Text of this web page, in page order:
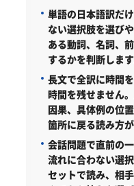
単語の日本語訳だ
ない選択肢を選び
ある動詞、名詞、
するかを判断します
長文で全訳に時間
時間を残せません
因果、具体例の位
箇所に戻る読み方が
会話問題で直前の
流れに合わない選
セットで読み、相